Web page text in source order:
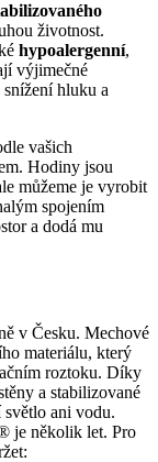
životnost.
hypoalergenní,
výjimečné
hluku a
vašich
Hodiny jsou
můžeme je vyrobit
spojením
a dodá mu
v Česku. Mechové
materiálu, který
roztoku. Díky
a stabilizované
ani vodu.
je několik let. Pro